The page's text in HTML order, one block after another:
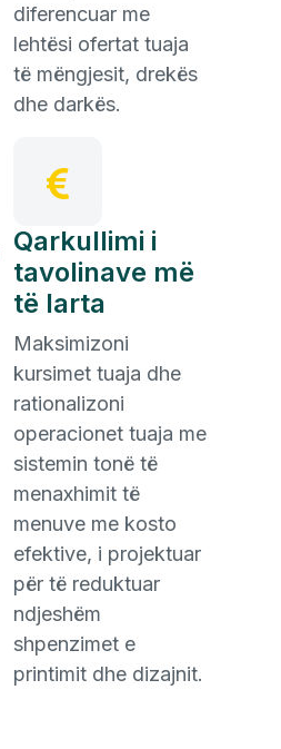
diferencuar me
lehtësi ofertat tuaja
të mëngjesit, drekës
dhe darkës.
Qarkullimi i
tavolinave më
të larta
Maksimizoni
kursimet tuaja dhe
rationalizoni
operacionet tuaja me
sistemin tonë të
menaxhimit të
menuve me kosto
efektive, i projektuar
për të reduktuar
ndjeshëm
shpenzimet e
printimit dhe dizajnit.